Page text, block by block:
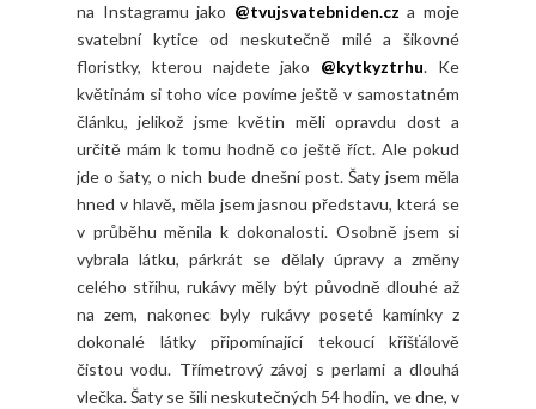
na Instagramu jako @tvujsvatebniden.cz a moje
svatební kytice od neskutečně milé a šikovné
floristky, kterou najdete jako @kytkyztrhu. Ke
květinám si toho více povíme ještě v samostatném
článku, jelikož jsme květin měli opravdu dost a
určitě mám k tomu hodně co ještě říct. Ale pokud
jde o šaty, o nich bude dnešní post. Šaty jsem měla
hned v hlavě, měla jsem jasnou představu, která se
v průběhu měnila k dokonalosti. Osobně jsem si
vybrala látku, párkrát se dělaly úpravy a změny
celého střihu, rukávy měly být původně dlouhé až
na zem, nakonec byly rukávy poseté kamínky z
dokonalé látky připomínající tekoucí křišťálově
čistou vodu. Třímetrový závoj s perlami a dlouhá
vlečka. Šaty se šili neskutečných 54 hodin, ve dne, v